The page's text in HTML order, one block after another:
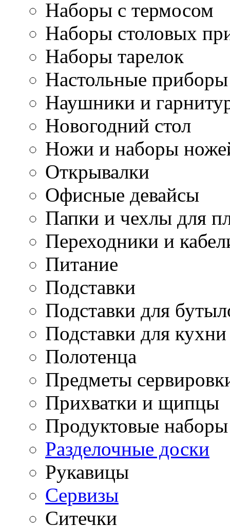
Наборы с термосом
Наборы столовых
Наборы тарелок
Настольные приборы
Наушники и
Новогодний стол
Ножи и наборы
Открывалки
Офисные девайсы
Папки и чехлы для
Переходники и
Питание
Подставки
Подставки для
Подставки для кухни
Полотенца
Предметы
Прихватки и щипцы
Продуктовые наборы
Разделочные доски
Рукавицы
Сервизы
Ситечки